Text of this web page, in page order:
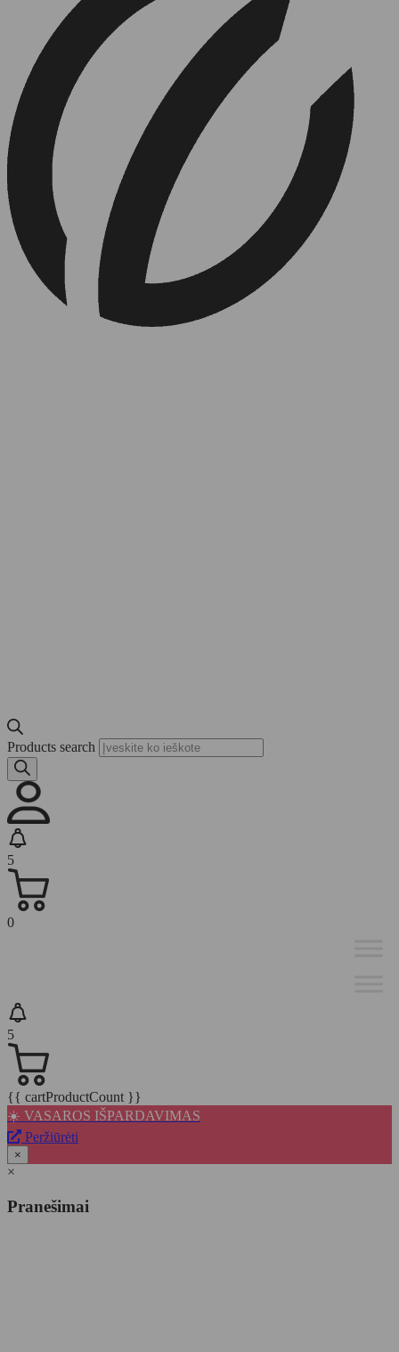
Products search
5
0
5
{{ cartProductCount }}
☀️ VASAROS IŠPARDAVIMAS
Peržiūrėti
×
×
Pranešimai